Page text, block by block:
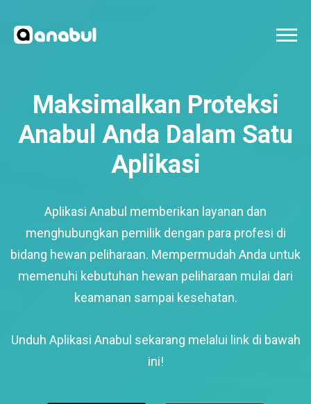
Maksimalkan Proteksi
Anabul Anda Dalam Satu
Aplikasi
Aplikasi Anabul memberikan layanan dan
menghubungkan pemilik dengan para profesi di
bidang hewan peliharaan. Mempermudah Anda untuk
memenuhi kebutuhan hewan peliharaan mulai dari
keamanan sampai kesehatan.
Unduh Aplikasi Anabul sekarang melalui link di bawah
ini!